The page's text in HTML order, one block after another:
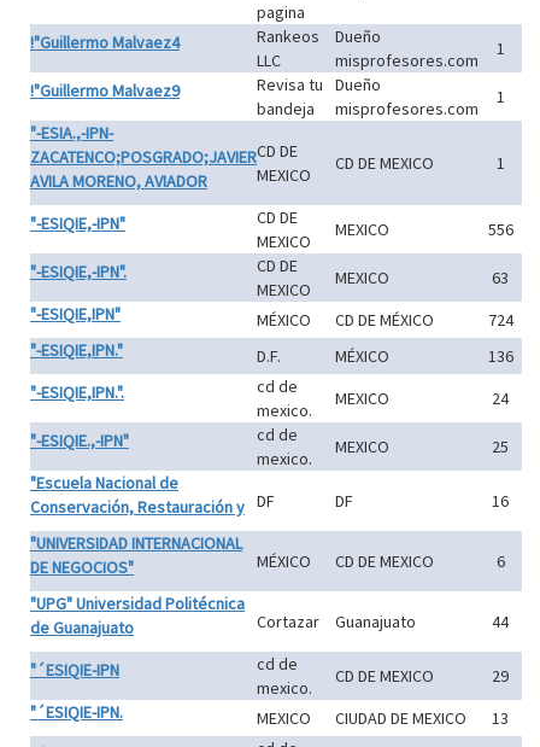
pagina
!"Guillermo Malvaez4
Rankeos
LLC
Dueño
misprofesores.com
1
!"Guillermo Malvaez9
Revisa tu
bandeja
Dueño
misprofesores.com
1
"-ESIA.,-IPN-
ZACATENCO;POSGRADO;JAVIER
AVILA MORENO, AVIADOR
CD DE
MEXICO
CD DE MEXICO 1
"-ESIQIE,-IPN"
CD DE
MEXICO
MEXICO
556
"-ESIQIE,-IPN".
CD DE
MEXICO
MEXICO
63
"-ESIQIE,IPN"
MÉXICO CD DE MÉXICO
724
"-ESIQIE,IPN."
D.F. MÉXICO
136
"-ESIQIE,IPN.".
cd de
mexico.
MEXICO
24
"-ESIQIE.,-IPN"
cd de
mexico.
MEXICO
25
"Escuela Nacional de
Conservación, Restauración y DF DF
16
"UNIVERSIDAD INTERNACIONAL
DE NEGOCIOS"
MÉXICO CD DE MEXICO
6
"UPG" Universidad Politécnica
de Guanajuato
Cortazar Guanajuato 44
"´ESIQIE-IPN
cd de
mexico.
CD DE MEXICO
29
"´ESIQIE-IPN.
MEXICO CIUDAD DE MEXICO
13